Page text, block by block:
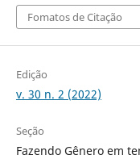
Fomatos de Citação
Edição
v. 30 n. 2 (2022)
Seção
Fazendo Gênero em